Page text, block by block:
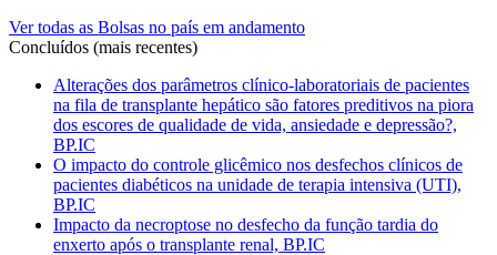
Ver todas as Bolsas no país em andamento
Concluídos (mais recentes)
Alterações dos parâmetros clínico-laboratoriais de pacientes
na fila de transplante hepático são fatores preditivos na piora
dos escores de qualidade de vida, ansiedade e depressão?,
BP.IC
O impacto do controle glicêmico nos desfechos clínicos de
pacientes diabéticos na unidade de terapia intensiva (UTI),
BP.IC
Impacto da necroptose no desfecho da função tardia do
enxerto após o transplante renal, BP.IC